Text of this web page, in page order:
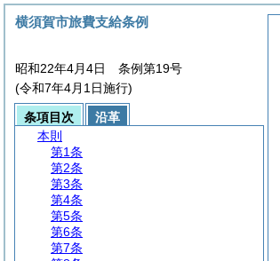
横須賀市旅費支給条例
昭和22年4月4日 条例第19号
(令和7年4月1日施行)
条項目次
沿革
本則
第1条
第2条
第3条
第4条
第5条
第6条
第7条